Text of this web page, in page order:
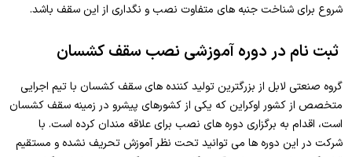
شروع برای شناخت جنبه های متفاوت نصب و نگداری از این سقف باشد.
ثبت نام در دوره آموزشی نصب سقف کشسان
گروه صنعتی لابل از بزرگترین تولید کننده های سقف کشسان با تیم اجرایی
متخصص از کشور اوکراین که یکی از کشورهای پیشرو در زمینه سقف کشسان
است، اقدام به برگزاری دوره های نصب برای علاقه مندان کرده است. با
شرکت در این دوره ها می توانید تحت نظر آموزش تحریف نشده و مستقیم